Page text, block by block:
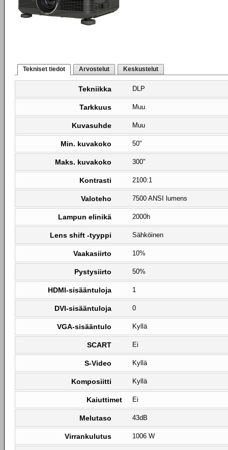
Tekniset tiedot Arvostelut Keskustelut
Tekniikka DLP
Tarkkuus Muu
Kuvasuhde Muu
Min. kuvakoko 50"
Maks. kuvakoko 300"
Kontrasti 2100:1
Valoteho 7500 ANSI lumens
Lampun elinikä 2000h
Lens shift -tyyppi Sähköinen
Vaakasiirto 10%
Pystysiirto 50%
HDMI-sisääntuloja 1
DVI-sisääntuloja 0
VGA-sisääntulo Kyllä
SCART Ei
S-Video Kyllä
Komposiitti Kyllä
Kaiuttimet Ei
Melutaso 43dB
Virrankulutus 1006 W